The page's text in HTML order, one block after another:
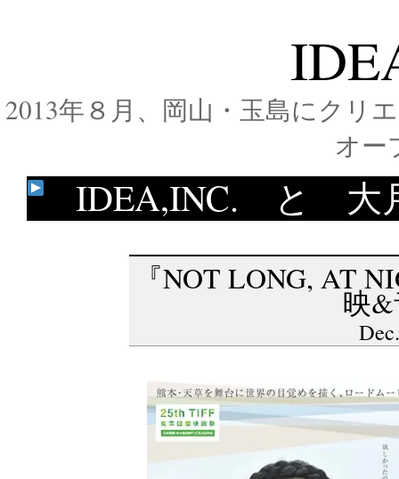
2013年８月、岡山・玉島にクリ
オー
IDEA,INC. と 大
『NOT LONG, AT
映